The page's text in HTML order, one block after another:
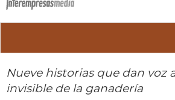
Nueve historias que dan voz
invisible de la ganadería